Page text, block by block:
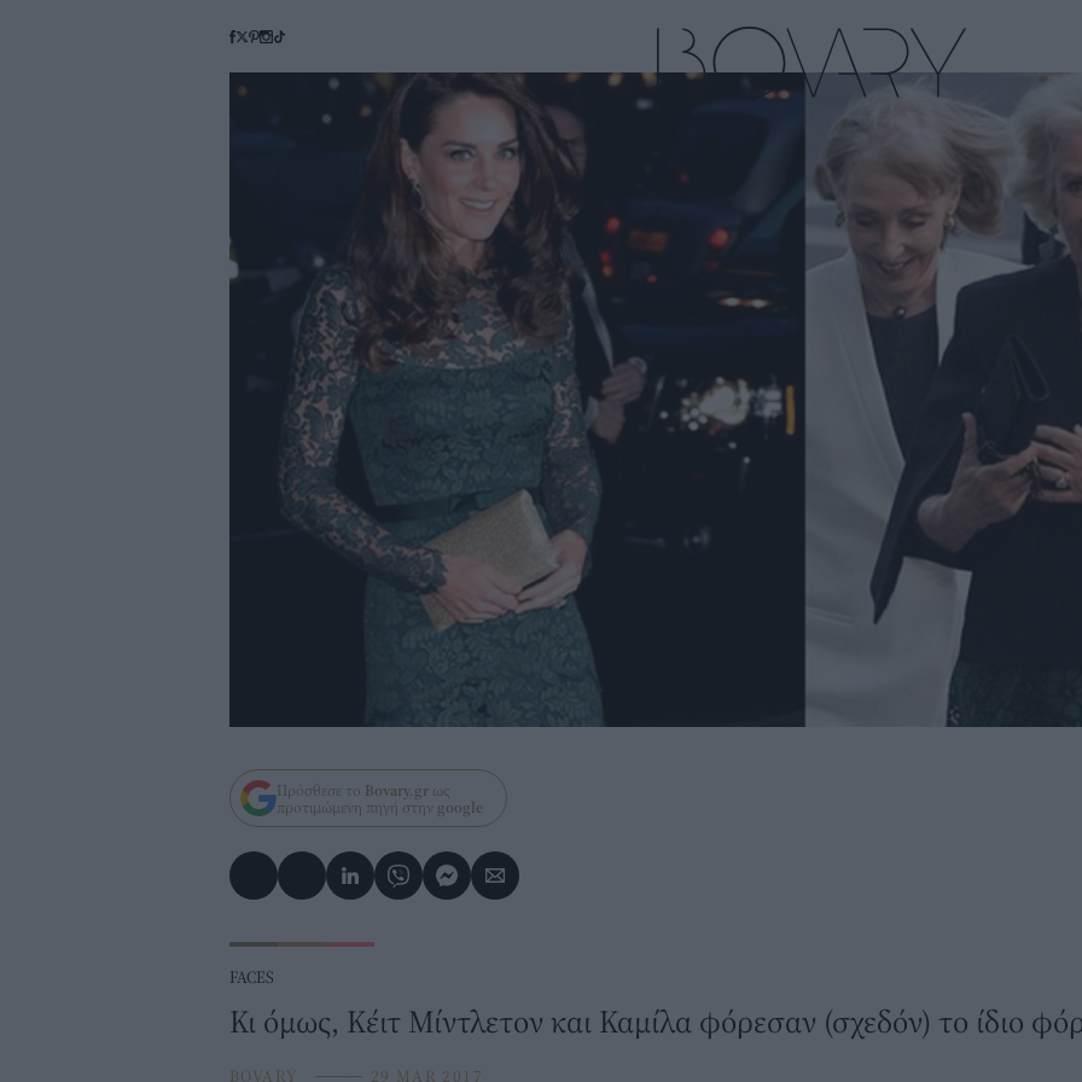
Πρόσθεσε το Bovary.gr ως
προτιμώμενη πηγή στην google
FACES
Κι όμως, Κέιτ Μίντλετον και Καμίλα φόρεσαν (σχεδόν) το ίδιο
BOVARY ⸻ 29 MAR 2017